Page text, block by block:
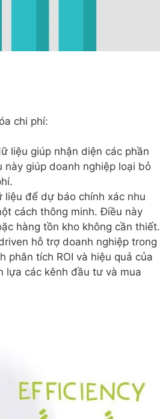
chi phí:
liệu giúp nhận diện các phần
giúp doanh nghiệp loại bỏ
liệu để dự báo chính xác nhu
cách thông minh. Điều này
hàng tồn kho không cần thiết.
hỗ trợ doanh nghiệp trong
phân tích ROI và hiệu quả của
lựa các kênh đầu tư và mua